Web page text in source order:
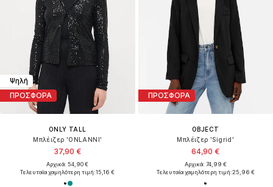
Ψηλή
ΠΡΟΣΦΟΡΑ
ONLY TALL
Μπλέιζερ 'ONLANNI'
37,90 €
Αρχικά: 54,90 €
Τελευταία χαμηλότερη τιμή:15,16 €
ΠΡΟΣΦΟΡΑ
OBJECT
Μπλέιζερ 'Sigrid'
64,90 €
Αρχικά: 74,99 €
Τελευταία χαμηλότερη τιμή:25,96 €